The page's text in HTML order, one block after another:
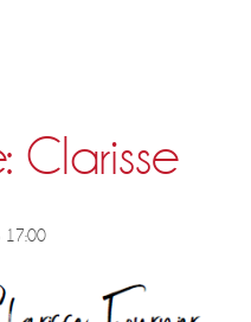
Clarisse
17:00